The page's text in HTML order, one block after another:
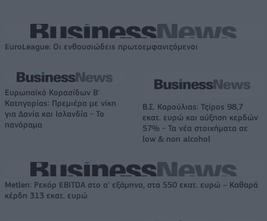
EuroLeague: Οι ενθουσιώδεις πρωτοεμφανιζόμενοι
Ευρωπαϊκό Κορασίδων Β'
Κατηγορίας: Πρεμιέρα με νίκη
για Δανία και Ισλανδία - Το
πανόραμα
Β.Σ. Καρούλιας: Τζίρος 98,7
εκατ. ευρώ και αύξηση κερδών
57% - Τα νέα στοιχήματα σε
low & non alcohol
Metlen: Ρεκόρ EBITDA στο α' εξάμηνο, στα 550 εκατ. ευρώ – Καθαρά
κέρδη 313 εκατ. ευρώ